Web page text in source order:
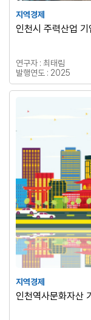
지역경제
인천시 주력산업
연구자 : 최태림
발행연도 : 2025
지역경제
인천역사문화자산